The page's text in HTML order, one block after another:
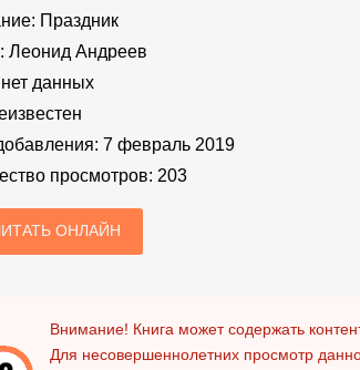
Праздник
Леонид Андреев
нет данных
7 февраль 2019
просмотров: 203
ОНЛАЙН
Внимание! Книга может содержать
Для несовершеннолетних просмотр